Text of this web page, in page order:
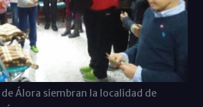
Álora siembran la localidad de